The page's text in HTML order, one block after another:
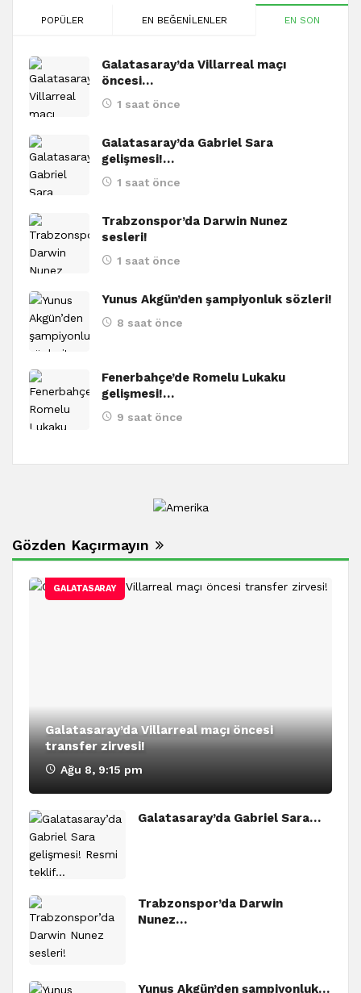
POPÜLER EN BEĞENILENLER EN SON
Galatasaray’da Villarreal maçı
öncesi…
1 saat önce
Galatasaray’da Gabriel Sara
gelişmesi!…
1 saat önce
Trabzonspor’da Darwin Nunez
sesleri!
1 saat önce
Yunus Akgün’den şampiyonluk sözleri!
8 saat önce
Fenerbahçe’de Romelu Lukaku
gelişmesi!…
9 saat önce
Gözden Kaçırmayın
GALATASARAY
Galatasaray’da Villarreal maçı öncesi
transfer zirvesi!
Ağu 8, 9:15 pm
Galatasaray’da Gabriel Sara…
Trabzonspor’da Darwin
Nunez…
Yunus Akgün’den şampiyonluk…